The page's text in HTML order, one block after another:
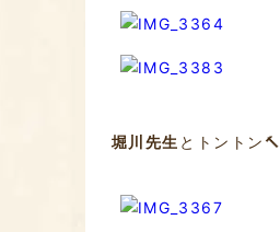
堀川先生 とトントン🔨